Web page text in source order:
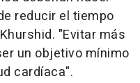
reducir el tiempo
"Evitar más
un objetivo mínimo
cardíaca".